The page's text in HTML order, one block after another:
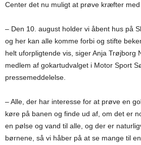
Center det nu muligt at prøve kræfter med
– Den 10. august holder vi åbent hus på
og her kan alle komme forbi og stifte
helt uforpligtende vis, siger Anja
medlem af gokartudvalget i Motor Sport
pressemeddelelse.
– Alle, der har interesse for at prøve en
køre på banen og finde ud af, om det er
en pølse og vand til alle, og der er
børnene, så vi håber på at se mange til